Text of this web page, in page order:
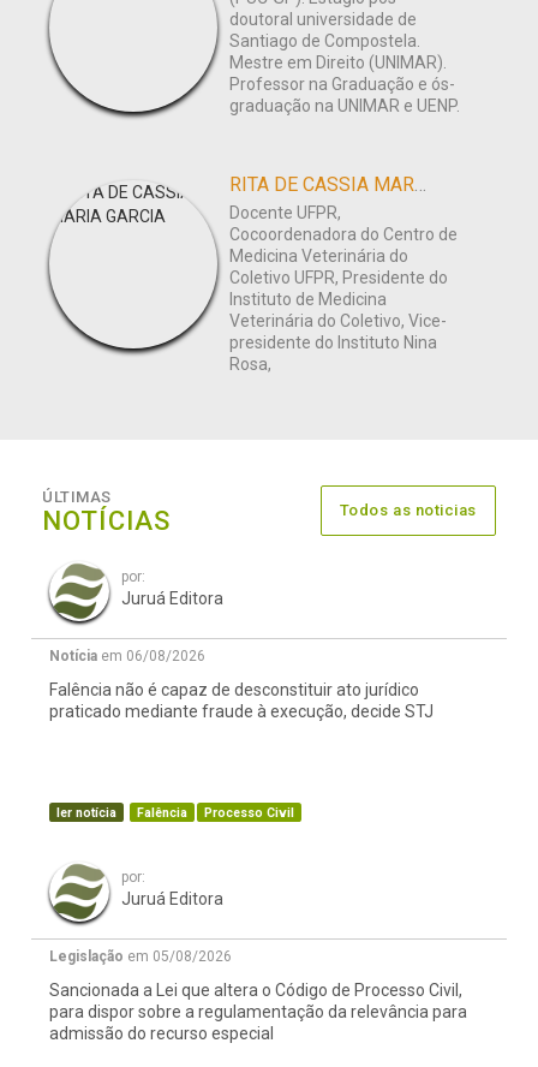
doutoral universidade de
Santiago de Compostela.
Mestre em Direito (UNIMAR).
Professor na Graduação e ós-
graduação na UNIMAR e UENP.
RITA DE CASSIA MARIA GARCIA
Docente UFPR,
Cocoordenadora do Centro de
Medicina Veterinária do
Coletivo UFPR, Presidente do
Instituto de Medicina
Veterinária do Coletivo, Vice-
presidente do Instituto Nina
Rosa,
ÚLTIMAS
NOTÍCIAS Todos as noticias
por:
Juruá Editora
Notícia em 06/08/2026
Falência não é capaz de desconstituir ato jurídico
praticado mediante fraude à execução, decide STJ
ler notícia Falência Processo Civil
por:
Juruá Editora
Legislação em 05/08/2026
Sancionada a Lei que altera o Código de Processo Civil,
para dispor sobre a regulamentação da relevância para
admissão do recurso especial